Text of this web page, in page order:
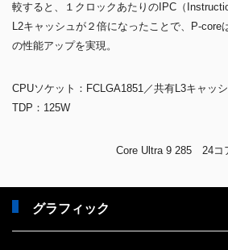
較すると、１クロックあたりのIPC（
L2キャッシュが２倍になったことで、P-core
の性能アップを実現。
CPUソケット：FCLGA1851／共有L3キャッ
TDP：125W
Core Ultra 9 285 24コ
グラフィック